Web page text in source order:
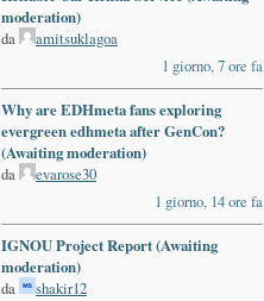
moderation)
da
amitsuklagoa
1 giorno, 7 ore fa
Why are EDHmeta fans exploring
evergreen edhmeta after GenCon?
(Awaiting moderation)
da
evarose30
1 giorno, 14 ore fa
IGNOU Project Report (Awaiting
moderation)
da
shakir12